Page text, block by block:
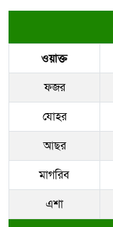
ওয়াক্ত
ফজর
যোহর
আছর
মাগরিব
এশা